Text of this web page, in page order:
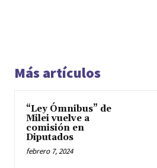
Más artículos
“Ley Ómnibus” de
Milei vuelve a
comisión en
Diputados
febrero 7, 2024